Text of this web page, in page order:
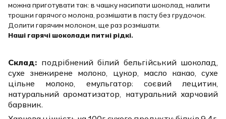
можна приготувати так: в чашку насипати шоколад, налити
трошки гарячого молока, розмішати в пасту без грудочок.
Долити гарячим молоком, ще раз розмішати.
Наші гарячі шоколади питні рідкі.
Склад: подрібнений білий бельгійський шоколад,
сухе знежирене молоко, цукор, масло какао, сухе
цільне молоко, емульгатор: соєвий лецитин,
натуральний ароматизатор, натуральний харчовий
барвник.